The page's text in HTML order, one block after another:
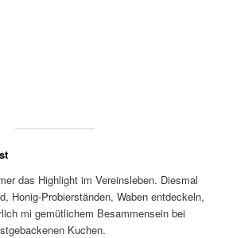
das Highlight im Vereinsleben. Diesmal
Honig-Probierständen, Waben entdeckeln,
mi gemütlichem Besammensein bei
Kuchen.